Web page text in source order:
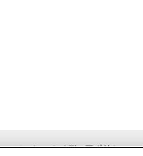
ソーシャルメディアポリシー